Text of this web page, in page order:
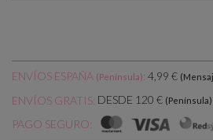
ENVÍOS ESPAÑA (Península): 4,99 €
ENVÍOS GRATIS: DESDE 120 € (Península)
PAGO SEGURO: